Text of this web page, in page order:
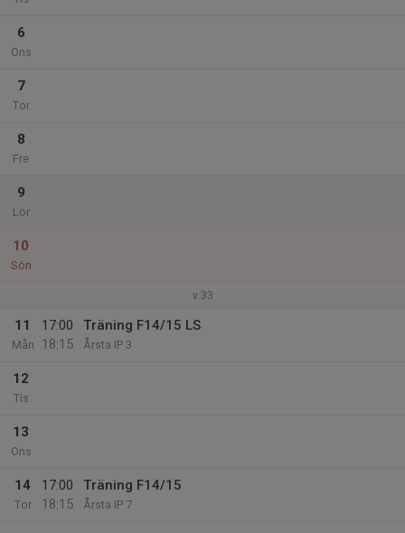
6
Ons
7
Tor
8
Fre
9
Lör
10
Sön
v.33
11
Mån
17:00
18:15
Träning F14/15 LS
Årsta IP 3
12
Tis
13
Ons
14
Tor
17:00
18:15
Träning F14/15
Årsta IP 7